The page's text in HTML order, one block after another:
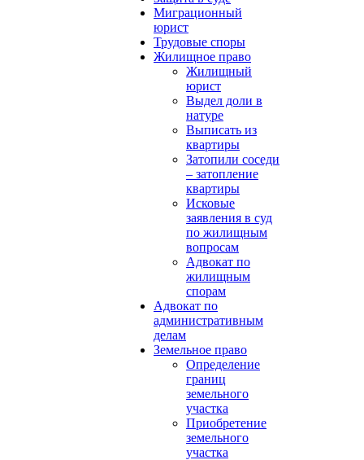
Миграционный
юрист
Трудовые споры
Жилищное право
Жилищный
юрист
Выдел доли в
натуре
Выписать из
квартиры
Затопили соседи
– затопление
квартиры
Исковые
заявления в суд
по жилищным
вопросам
Адвокат по
жилищным
спорам
Адвокат по
административным
делам
Земельное право
Определение
границ
земельного
участка
Приобретение
земельного
участка